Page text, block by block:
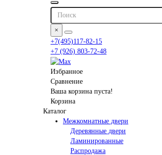
×
+7(495)117-82-15
+7 (926) 803-72-48
Избранное
Сравнение
Ваша корзина пуста!
Корзина
Каталог
Межкомнатные двери
Деревянные двери
Ламинированные
Распродажа